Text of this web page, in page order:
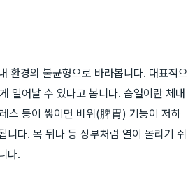
환경의 불균형으로 바라봅니다. 대표적으
일어날 수 있다고 봅니다. 습열이란 체내
스 등이 쌓이면 비위(脾胃) 기능이 저하
다. 목 뒤나 등 상부처럼 열이 몰리기 쉬
다.